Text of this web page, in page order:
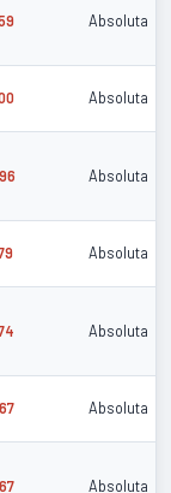
Absoluta
Absoluta
Absoluta
Absoluta
Absoluta
Absoluta
Absoluta